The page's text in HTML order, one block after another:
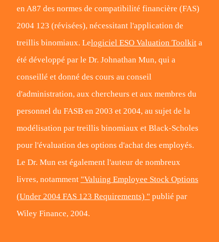
en A87 des normes de compatibilité financière (FAS)
2004 123 (révisées), nécessitant l'application de
treillis binomiaux. Lelogiciel ESO Valuation Toolkita
été développé par le Dr. Johnathan Mun, qui a
conseillé et donné des cours au conseil
d'administration, aux chercheurs et aux membres du
personnel du FASB en 2003 et 2004, au sujet de la
modélisation par treillis binomiaux et Black-Scholes
pour l'évaluation des options d'achat des employés.
Le Dr. Mun est également l'auteur de nombreux
livres, notamment "Valuing Employee Stock Options
(Under 2004 FAS 123 Requirements) " publié par
Wiley Finance, 2004.